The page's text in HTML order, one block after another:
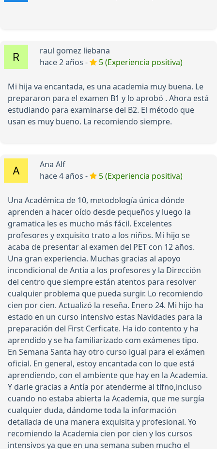
raul gomez liebana
hace 2 años -
5 (Experiencia positiva)
Mi hija va encantada, es una academia muy buena. Le
prepararon para el examen B1 y lo aprobó . Ahora está
estudiando para examinarse del B2. El método que
usan es muy bueno. La recomiendo siempre.
Ana Alf
hace 4 años -
5 (Experiencia positiva)
Una Académica de 10, metodología única dónde
aprenden a hacer oído desde pequeños y luego la
gramatica les es mucho más fácil. Excelentes
profesores y exquisito trato a los niños. Mi hijo se
acaba de presentar al examen del PET con 12 años.
Una gran experiencia. Muchas gracias al apoyo
incondicional de Antia a los profesores y la Dirección
del centro que siempre están atentos para resolver
cualquier problema que pueda surgir. Lo recomiendo
cien por cien. Actualizó la reseña. Enero 24. Mi hijo ha
estado en un curso intensivo estas Navidades para la
preparación del First Cerficate. Ha ido contento y ha
aprendido y se ha familiarizado com exámenes tipo.
En Semana Santa hay otro curso igual para el exámen
oficial. En general, estoy encantada con lo que está
aprendiendo, con el ambiente que hay en la Academia.
Y darle gracias a Antía por atenderme al tlfno,incluso
cuando no estaba abierta la Academia, que me surgía
cualquier duda, dándome toda la información
detallada de una manera exquisita y profesional. Yo
recomiendo la Academia cien por cien y los cursos
intensivos ya que en una semana suben mucho el